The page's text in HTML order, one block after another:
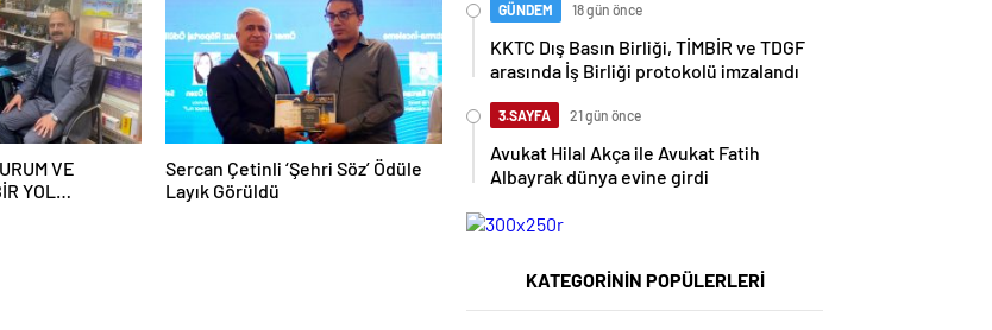
VE
YOL
Sercan Çetinli ‘Şehri Söz’ Ödüle
Layık Görüldü
GÜNDEM 18 gün önce
KKTC Dış Basın Birliği, TİMBİR ve TDGF
arasında İş Birliği protokolü imzalandı
3.SAYFA 21 gün önce
Avukat Hilal Akça ile Avukat Fatih
Albayrak dünya evine girdi
KATEGORİNİN POPÜLERLERİ